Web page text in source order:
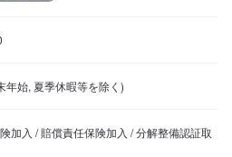
年始, 夏季休暇等を除く)
加入 / 賠償責任保険加入 / 分解整備認証取